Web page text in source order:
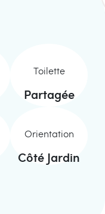
Toilette
Partagée
Orientation
Côté Jardin